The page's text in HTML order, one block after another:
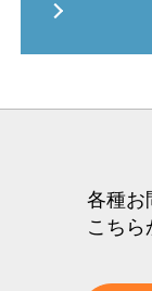
各種お
こちら